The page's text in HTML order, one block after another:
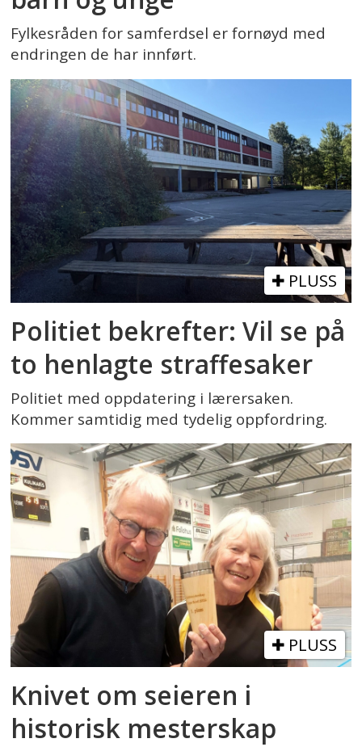
Fylkesråden for samferdsel er fornøyd med
endringen de har innført.
PLUSS
Politiet bekrefter: Vil se på
to henlagte straffesaker
Politiet med oppdatering i lærersaken.
Kommer samtidig med tydelig oppfordring.
PLUSS
Knivet om seieren i
historisk mesterskap